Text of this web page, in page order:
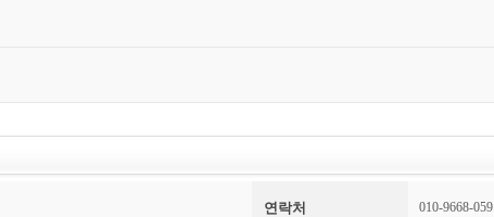
연락처 010-9668-